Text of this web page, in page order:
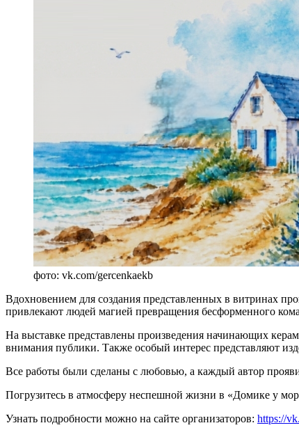
фото: vk.com/gercenkaekb
Вдохновением для создания представленных в витринах
привлекают людей магией превращения бесформенного
На выставке представлены произведения начинающих
внимания публики. Также особый интерес представляют
Все работы были сделаны с любовью, а каждый автор
Погрузитесь в атмосферу неспешной жизни в «Домике у
Узнать подробности можно на сайте организаторов: https://